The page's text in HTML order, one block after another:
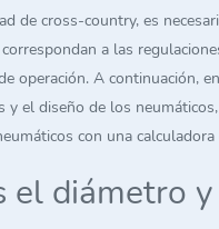
de cross-country, es
a las
operación. A continuación,
y el diseño de los
con una
el diámetro